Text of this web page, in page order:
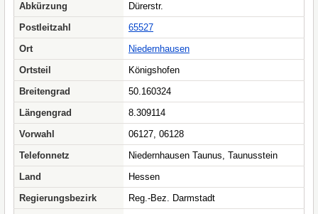
Abkürzung
Dürerstr.
Postleitzahl
65527
Ort
Niedernhausen
Ortsteil
Königshofen
Breitengrad
50.160324
Längengrad
8.309114
Vorwahl
06127, 06128
Telefonnetz
Niedernhausen Taunus, Taunusstein
Land
Hessen
Regierungsbezirk
Reg.-Bez. Darmstadt